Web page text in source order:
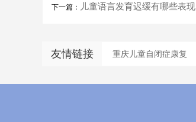
下一篇： 儿童语言发育迟缓有哪些表现
友情链接 重庆儿童自闭症康复